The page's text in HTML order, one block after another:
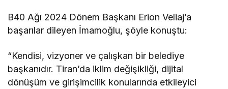
B40 Ağı 2024 Dönem Başkanı Erion Veliaj’a
başarılar dileyen İmamoğlu, şöyle konuştu:
“Kendisi, vizyoner ve çalışkan bir belediye
başkanıdır. Tiran’da iklim değişikliği, dijital
dönüşüm ve girişimcilik konularında etkileyici